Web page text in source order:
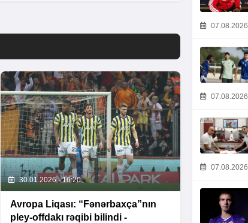
30.01.2026 - 16:20
Avropa Liqası: “Fənərbaxça”nın
pley-offdakı rəqibi bilindi -
07.08.2026
07.08.2026
07.08.2026